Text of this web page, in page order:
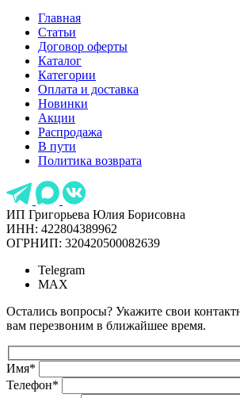
Главная
Статьи
Договор оферты
Каталог
Категории
Оплата и доставка
Новинки
Акции
Распродажа
В пути
Политика возврата
ИП Григорьева Юлия Борисовна
ИНН: 422804389962
ОГРНИП: 320420500082639
Telegram
MAX
Остались вопросы? Укажите свои
вам перезвоним в ближайшее время.
Имя*
Телефон*